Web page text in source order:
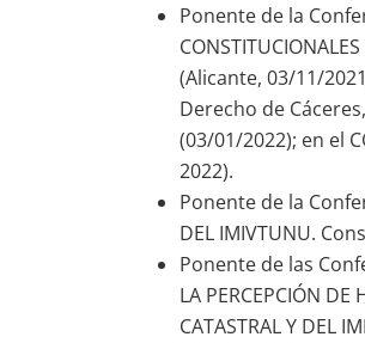
Ponente de la
(Alicante, 03/11/
Derecho de
(03/01/2022); en el
2022).
Ponente de la
DEL IMIVTUNU.
Ponente de las
LA PERCEPCIÓN DE
CATASTRAL Y DEL